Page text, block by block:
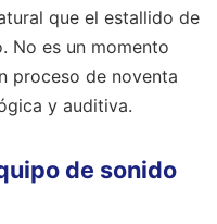
que el estallido de
No es un momento
proceso de noventa
y auditiva.
de sonido